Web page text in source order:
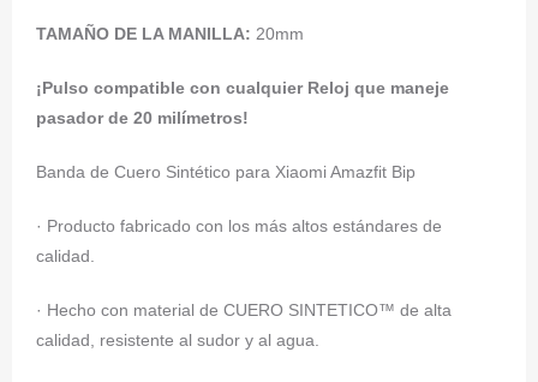
TAMAÑO DE LA MANILLA: 20mm
¡Pulso compatible con cualquier Reloj que maneje
pasador de 20 milímetros!
Banda de Cuero Sintético para Xiaomi Amazfit Bip
· Producto fabricado con los más altos estándares de
calidad.
· Hecho con material de CUERO SINTETICO™ de alta
calidad, resistente al sudor y al agua.